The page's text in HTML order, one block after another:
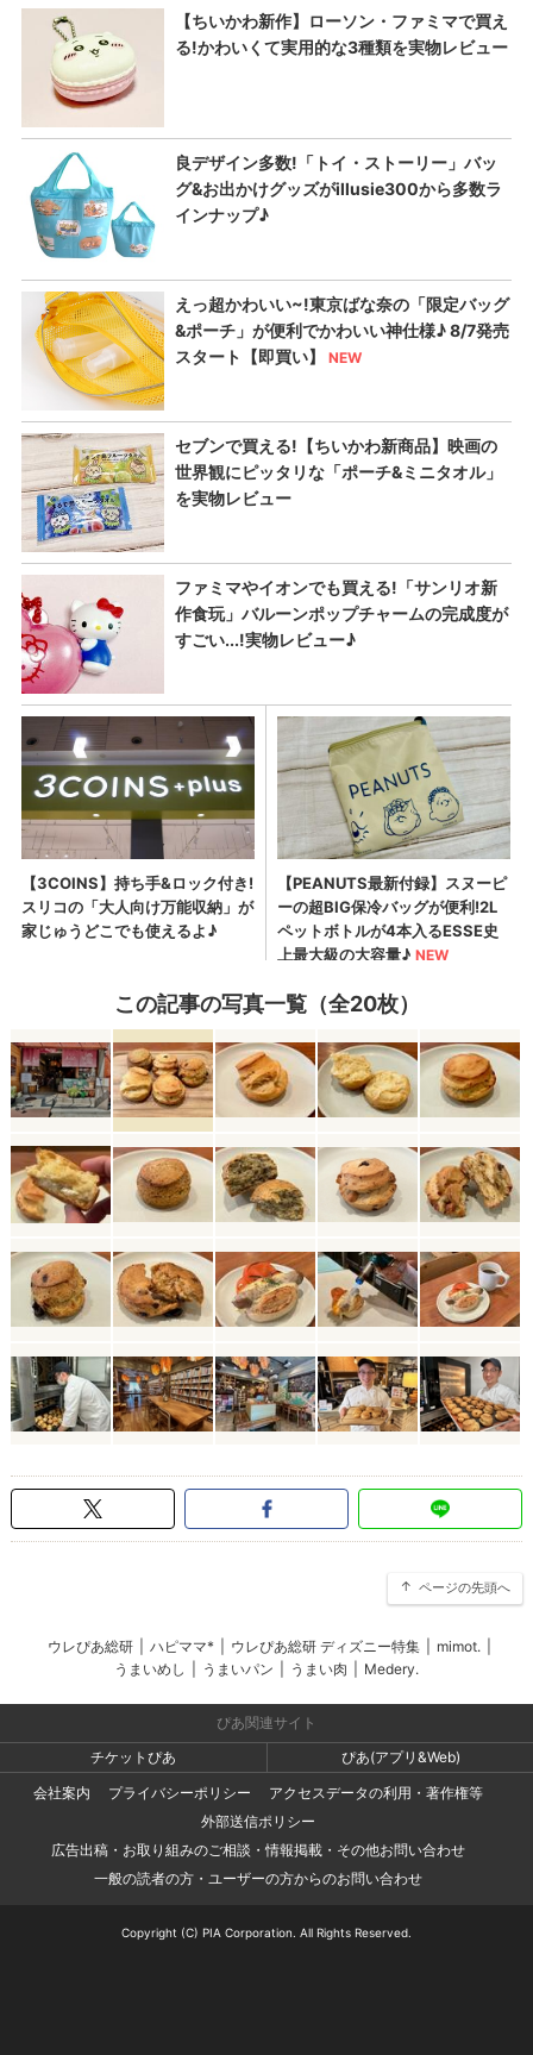
この記事の写真一覧（全20枚）
ページの先頭へ
ウレぴあ総研 ハピママ* ウレぴあ総研 ディズニー特集 mimot.
うまいめし
うまいパン うまい肉 Medery.
ぴあ関連サイト
チケットぴあ
ぴあ(アプリ&Web)
会社案内
プライバシーポリシー
アクセスデータの利用・著作権等
外部送信ポリシー
広告出稿・お取り組みのご相談・情報掲載・その他お問い合わせ
一般の読者の方・ユーザーの方からのお問い合わせ
Copyright (C) PIA Corporation. All Rights Reserved.